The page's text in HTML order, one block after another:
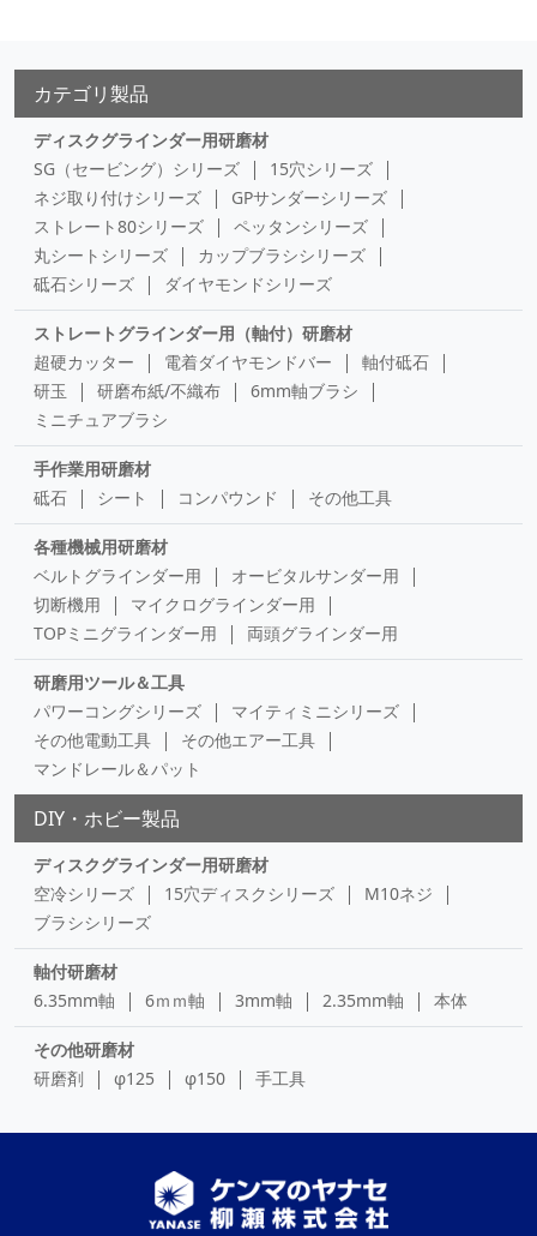
カテゴリ製品
ディスクグラインダー用研磨材
SG（セービング）シリーズ
15穴シリーズ
ネジ取り付けシリーズ
GPサンダーシリーズ
ストレート80シリーズ
ペッタンシリーズ
丸シートシリーズ
カップブラシシリーズ
砥石シリーズ
ダイヤモンドシリーズ
ストレートグラインダー用（軸付）研磨材
超硬カッター
電着ダイヤモンドバー
軸付砥石
研玉
研磨布紙/不織布
6mm軸ブラシ
ミニチュアブラシ
手作業用研磨材
砥石
シート コンパウンド その他工具
各種機械用研磨材
ベルトグラインダー用
オービタルサンダー用
切断機用
マイクログラインダー用
TOPミニグラインダー用
両頭グラインダー用
研磨用ツール＆工具
パワーコングシリーズ
マイティミニシリーズ
その他電動工具
その他エアー工具
マンドレール＆パット
DIY・ホビー製品
ディスクグラインダー用研磨材
空冷シリーズ
15穴ディスクシリーズ
M10ネジ
ブラシシリーズ
軸付研磨材
6.35mm軸
6ｍｍ軸 3mm軸 2.35mm軸 本体
その他研磨材
研磨剤
φ125 φ150 手工具